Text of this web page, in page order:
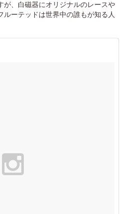
が、白磁器にオリジナルのレースや
ーテッドは世界中の誰もが知る人